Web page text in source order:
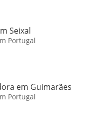
Seixal
Portugal
em Guimarães
Portugal